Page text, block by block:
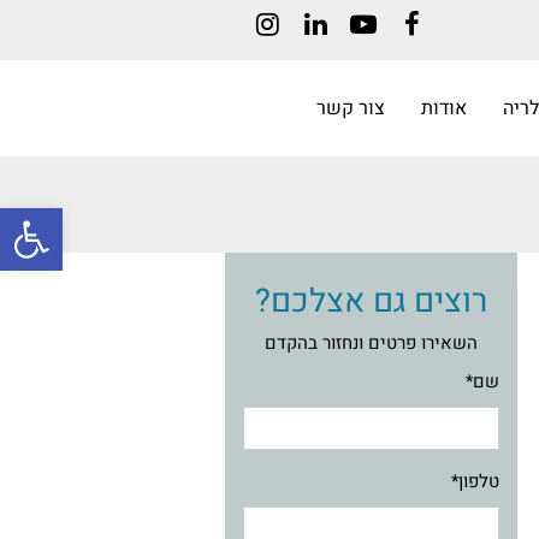
Facebook
LinkedIn
Instagram
אודות צור קשר
רוצים גם אצלכם?
השאירו פרטים ונחזור בהקדם
שם*
טלפון*